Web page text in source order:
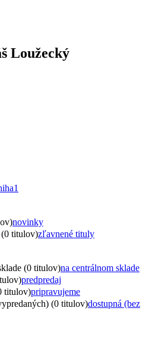
Loužecký
1
novinky
titulov)zľavnené tituly
(0 titulov)na centrálnom sklade
predpredaj
titulov)pripravujeme
(0 titulov)dostupná (bez